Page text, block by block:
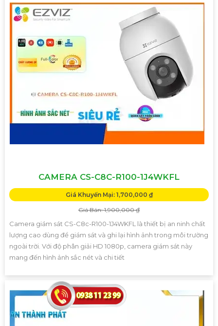
CAMERA CS-C8C-R100-1J4WKFL
Giá Khuyến Mại: 1,700,000 ₫
Giá Bán: 1,900,000 ₫
Camera giám sát CS-C8c-R100-1J4WKFL là thiết bị an ninh chất
lượng cao dùng để giám sát và ghi lại hình ảnh trong môi trường
ngoài trời. Với độ phân giải HD 1080p, camera giám sát này
mang đến hình ảnh sắc nét và chi tiết